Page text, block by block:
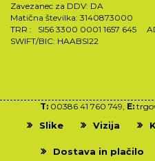
Zavezanec za DDV: DA
Matična številka: 3140873000
TRR : SI56 3300 0001 1657 645
SWIFT/BIC: HAABSI22
T:00386 41 760 749, E:
Slike Vizija
Dostava in plačilo